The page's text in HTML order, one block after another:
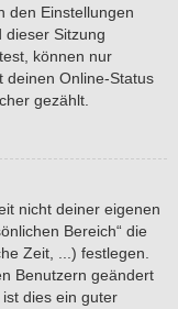
den Einstellungen
dieser Sitzung
können nur
deinen Online-Status
gezählt.
nicht deiner eigenen
Bereich“ die
Zeit, ...) festlegen.
Benutzern geändert
dies ein guter